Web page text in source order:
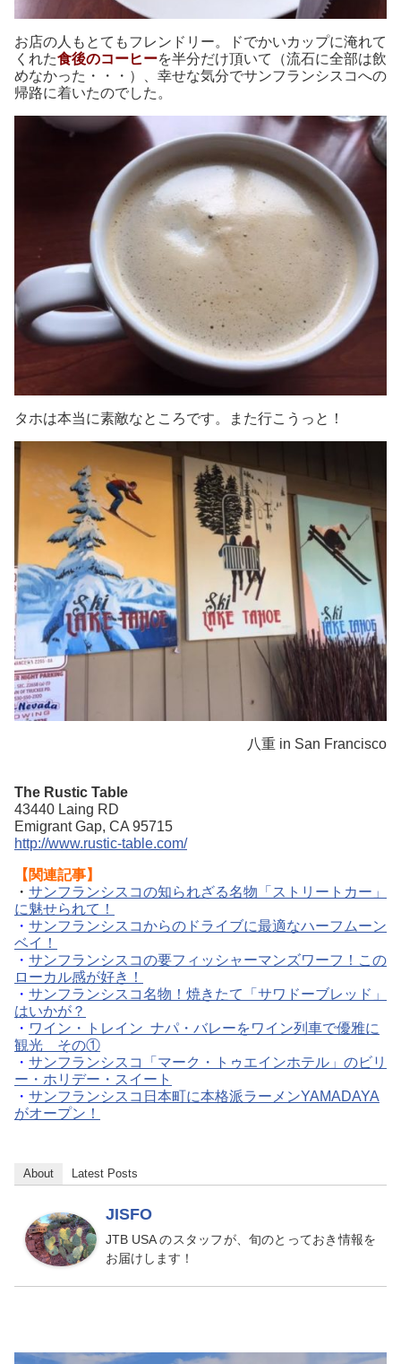
お店の人もとてもフレンドリー。ドでかいカップに淹れて
くれた食後のコーヒーを半分だけ頂いて（流石に全部は飲
めなかった・・・）、幸せな気分でサンフランシスコへの
帰路に着いたのでした。
タホは本当に素敵なところです。また行こうっと！
八重 in San Francisco
The Rustic Table
43440 Laing RD
Emigrant Gap, CA 95715
http://www.rustic-table.com/
【関連記事】
・ サンフランシスコの知られざる名物「ストリートカー」
に魅せられて！
・ サンフランシスコからのドライブに最適なハーフムーン
ベイ！
・ サンフランシスコの要フィッシャーマンズワーフ！この
ローカル感が好き！
・ サンフランシスコ名物！焼きたて「サワドーブレッド」
はいかが？
・ ワイン・トレイン ナパ・バレーをワイン列車で優雅に
観光 その①
・ サンフランシスコ「マーク・トゥエインホテル」のビリ
ー・ホリデー・スイート
・ サンフランシスコ日本町に本格派ラーメンYAMADAYA
がオープン！
About Latest Posts
JISFO
JTB USA のスタッフが、旬のとっておき情報を
お届けします！